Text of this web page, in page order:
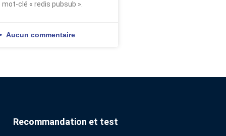
clé « redis pubsub ».
Aucun commentaire
Recommandation et test